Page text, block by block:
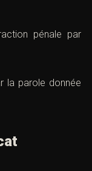
pénale par
la parole donnée